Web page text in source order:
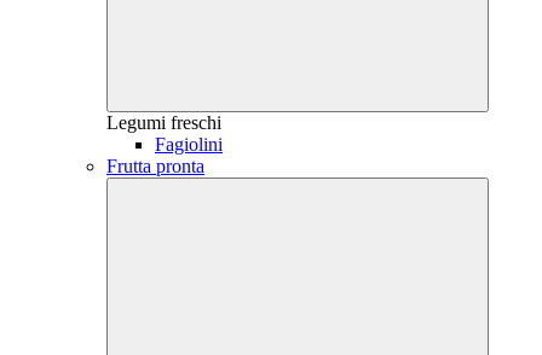
Legumi freschi
Fagiolini
Frutta pronta